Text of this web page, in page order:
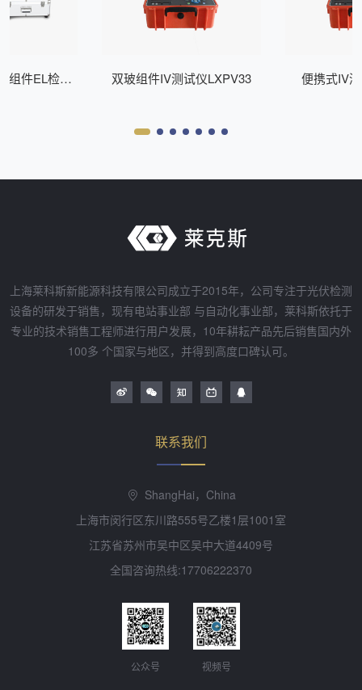
组件EL检测
双玻组件IV测试仪LXPV33 便携式IV
上海莱科斯新能源科技有限公司成立于2015年，公司专注于光伏检测
设备的研发于销售，现有电站事业部 与自动化事业部，莱科斯依托于
专业的技术销售工程师进行用户发展，10年耕耘产品先后销售国内外
100多 个国家与地区，并得到高度口碑认可。
联系我们
ShangHai，China
上海市闵行区东川路555号乙楼1层1001室
江苏省苏州市吴中区吴中大道4409号
全国咨询热线:17706222370
公众号 视频号